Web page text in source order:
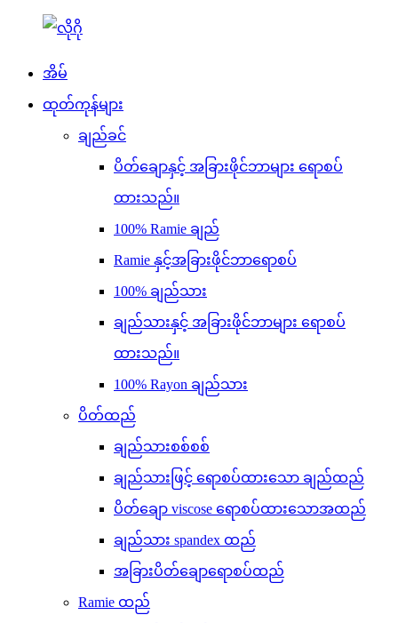
အိမ်
ထုတ်ကုန်များ
ချည်ခင်
ပိတ်ချောနှင့် အခြားဖိုင်ဘာများ ရောစပ်
ထားသည်။
100% Ramie ချည်
Ramie နှင့်အခြားဖိုင်ဘာရောစပ်
100% ချည်သား
ချည်သားနှင့် အခြားဖိုင်ဘာများ ရောစပ်
ထားသည်။
100% Rayon ချည်သား
ပိတ်ထည်
ချည်သားစစ်စစ်
ချည်သားဖြင့် ရောစပ်ထားသော ချည်ထည်
ပိတ်ချော viscose ရောစပ်ထားသောအထည်
ချည်သား spandex ထည်
အခြားပိတ်ချောရောစပ်ထည်
Ramie ထည်